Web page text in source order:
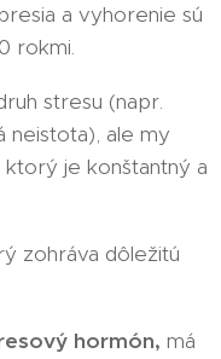
a vyhorenie sú
rokmi.
stresu (napr.
neistota), ale my
ktorý je konštantný a
zohráva dôležitú
hormón, má